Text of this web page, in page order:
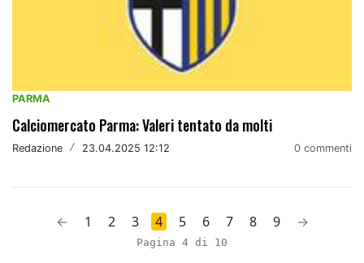
PARMA
Calciomercato Parma: Valeri tentato da molti
Redazione / 23.04.2025 12:12 0 commenti
← 1 2 3 4 5 6 7 8 9 →
Pagina 4 di 10